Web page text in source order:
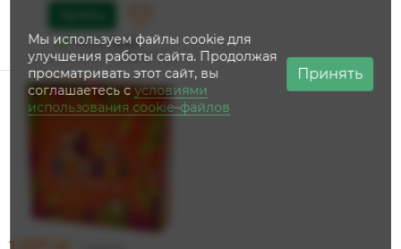
На складе
Дата доставки:15 августа
Мы используем файлы cookie для
улучшения работы сайта. Продолжая
просматривать этот сайт, вы
соглашаетесь сусловиями
использования cookie–файлов
Принять